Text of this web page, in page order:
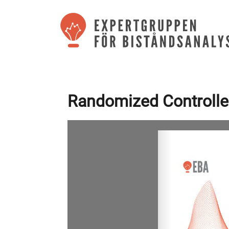
Randomized